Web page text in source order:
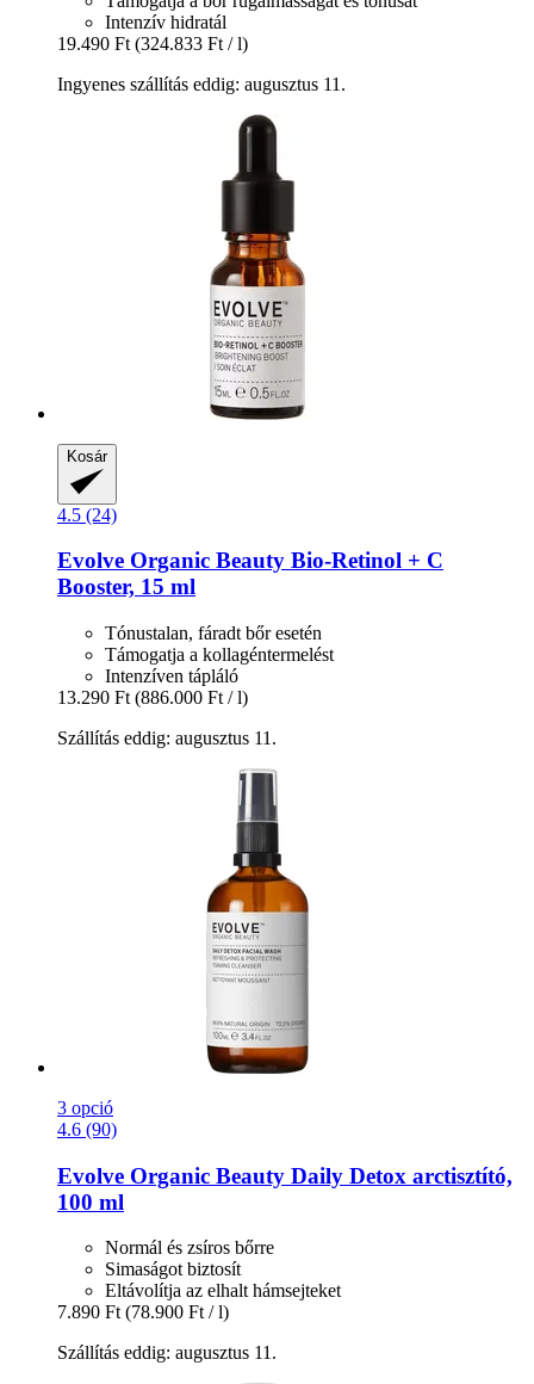
Intenzív hidratál
19.490 Ft (324.833 Ft / l)
Ingyenes szállítás eddig: augusztus 11.
Kosár
4.5 (24)
Evolve Organic Beauty Bio-​Retinol + C
Booster, 15 ml
Tónustalan, fáradt bőr esetén
Támogatja a kollagéntermelést
Intenzíven tápláló
13.290 Ft (886.000 Ft / l)
Szállítás eddig: augusztus 11.
3 opció
4.6 (90)
Evolve Organic Beauty Daily Detox arctisztító,
100 ml
Normál és zsíros bőrre
Simaságot biztosít
Eltávolítja az elhalt hámsejteket
7.890 Ft (78.900 Ft / l)
Szállítás eddig: augusztus 11.